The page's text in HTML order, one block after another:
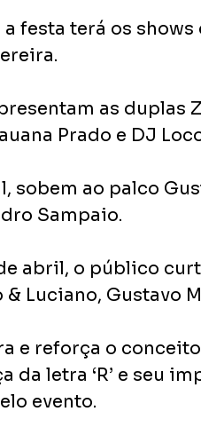
festa terá os shows
as duplas
Prado e DJ
sobem ao palco
Sampaio.
abril, o público
& Luciano, Gustavo
e reforça o
da letra ‘R’ e seu
evento.